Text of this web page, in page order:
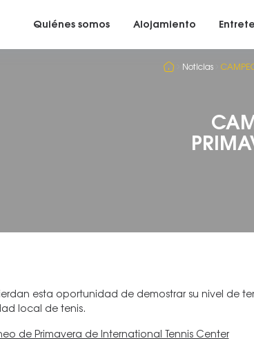
Quiénes somos Alojamiento
Noticias
esta oportunidad de demostrar su nivel de
local de tenis.
de Primavera de International Tennis Center